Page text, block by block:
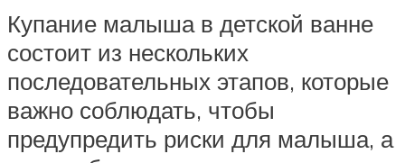
Купание малыша в детской ванне
состоит из нескольких
последовательных этапов, которые
важно соблюдать, чтобы
предупредить риски для малыша, а